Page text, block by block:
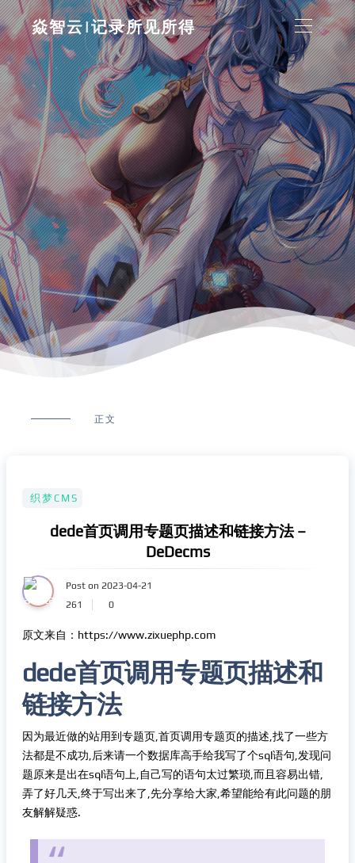
焱智云|记录所见所得
正文
织梦CMS
dede首页调用专题页描述和链接方法 –
DeDecms
Post on 2023-04-21
261
0
原文来自：https://www.zixuephp.com
dede首页调用专题页描述和
链接方法
因为最近做的站用到专题页,首页调用专题页的描述,找了一些方
法都是不成功,后来请一个数据库高手给我写了个sql语句,发现问
题原来是出在sql语句上,自己写的语句太过繁琐,而且容易出错,
弄了好几天,终于写出来了,先分享给大家,希望能给有此问题的朋
友解解疑惑.